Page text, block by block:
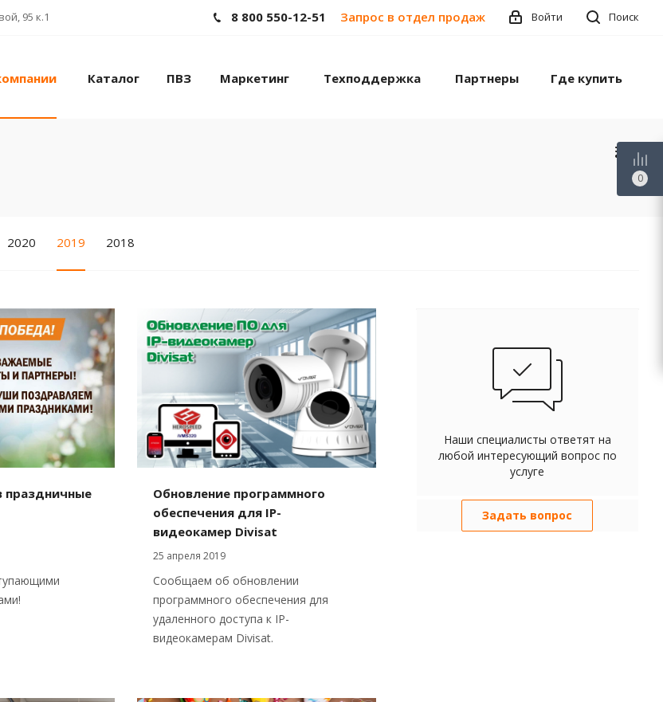
95 к.1 Поиск
Войти
8 800 550-12-51 Запрос в отдел продаж
Каталог ПВЗ Маркетинг Техподдержка Партнеры Где купить
2020 2019 2018
праздничные
Обновление программного
обеспечения для IP-
видеокамер Divisat
25 апреля 2019
Сообщаем об обновлении
программного обеспечения для
удаленного доступа к IP-
видеокамерам Divisat.
Наши специалисты ответят на
любой интересующий вопрос по
услуге
Задать вопрос
0